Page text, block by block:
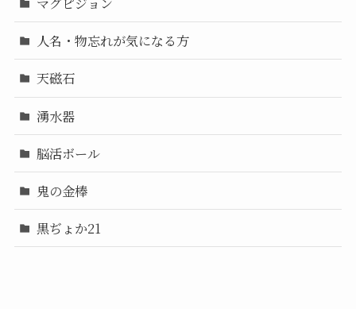
人名・物忘れが気になる方
天磁石
湧水器
脳活ボール
鬼の金棒
黒ぢょか21